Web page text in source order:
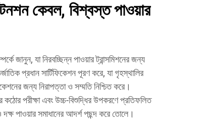
কেবল, বিশ্বস্ত পাওয়ার
জানুন, যা নিরবচ্ছিন্ন পাওয়ার ট্রান্সমিশনের জন্য
প্রধান সার্টিফিকেশন পূরণ করে, যা গৃহস্থালির
জন্য নিরাপত্তা ও সম্মতি নিশ্চিত করে।
পরীক্ষা এবং উচ্চ-বিশুদ্ধির উপকরণে প্রতিফলিত
পাওয়ার সমাধানের আদর্শ পছন্দ করে তোলে।